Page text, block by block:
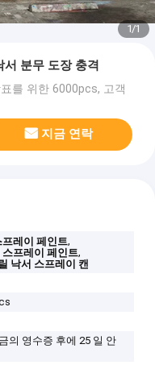
1/1
분무 도장 충격
를 위한 6000pcs, 고객
지금 연락
프레이 페인트,
스프레이 페인트,
낙서 스프레이 캔
의 영수증 후에 25 일 안